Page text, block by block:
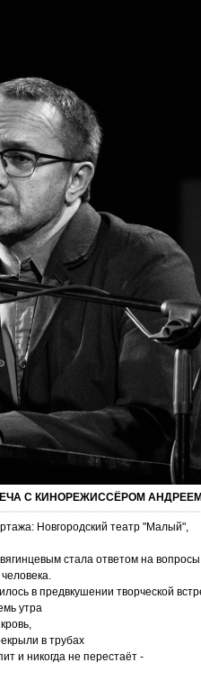
С КИНОРЕЖИССЁРОМ
Новгородский театр "Малый",
стала ответом на
в предвкушении творческой
утра
в трубах
и никогда не перестаёт -